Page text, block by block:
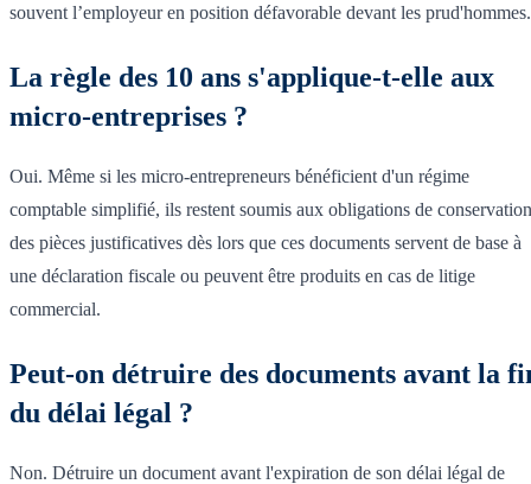
souvent l’employeur en position défavorable devant les prud'hommes.
La règle des 10 ans s'applique-t-elle aux
micro-entreprises ?
Oui. Même si les micro-entrepreneurs bénéficient d'un régime
comptable simplifié, ils restent soumis aux obligations de conservation
des pièces justificatives dès lors que ces documents servent de base à
une déclaration fiscale ou peuvent être produits en cas de litige
commercial.
Peut-on détruire des documents avant la
du délai légal ?
Non. Détruire un document avant l'expiration de son délai légal de